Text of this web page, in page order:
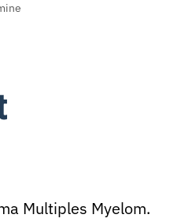
Multiples Myelom.